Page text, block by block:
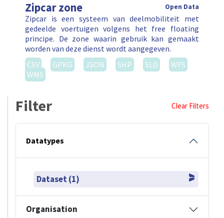
Zipcar zone Open Data
Zipcar is een systeem van deelmobiliteit met
gedeelde voertuigen volgens het free floating
principe. De zone waarin gebruik kan gemaakt
worden van deze dienst wordt aangegeven.
CSV
GPKG JSON SHP SLD
WFS
WMS
Filter Clear Filters
Datatypes
Dataset (1)
Organisation